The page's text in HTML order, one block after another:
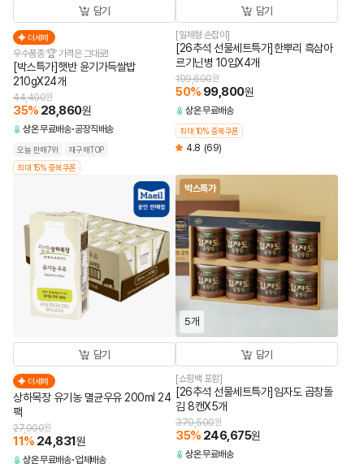
담기
더세페
우수품종 🏆 가격은 그대로!
[박스특가]햇반 윤기가득쌀밥
210gX24개
44,400원
35% 28,860원
상온무료배송 공장직배송
오늘 판매7위
재구매TOP
최대 15% 중복쿠폰
담기
[일체형 손잡이]
[26추석 선물세트특가]한뿌리 흑삼아
르기닌병 10입X4개
199,600원
50% 99,800원
상온무료배송
최대 10% 중복쿠폰
4.8 (69)
담기
더세페
상하목장 유기농 멸균우유 200ml 24
팩
27,900원
11% 24,831원
상온무료배송 업체배송
박스특가
5개
담기
[쇼핑백 포함]
[26추석 선물세트특가]임자도 곱창돌
김 8캔X5개
379,500원
35% 246,675원
상온무료배송